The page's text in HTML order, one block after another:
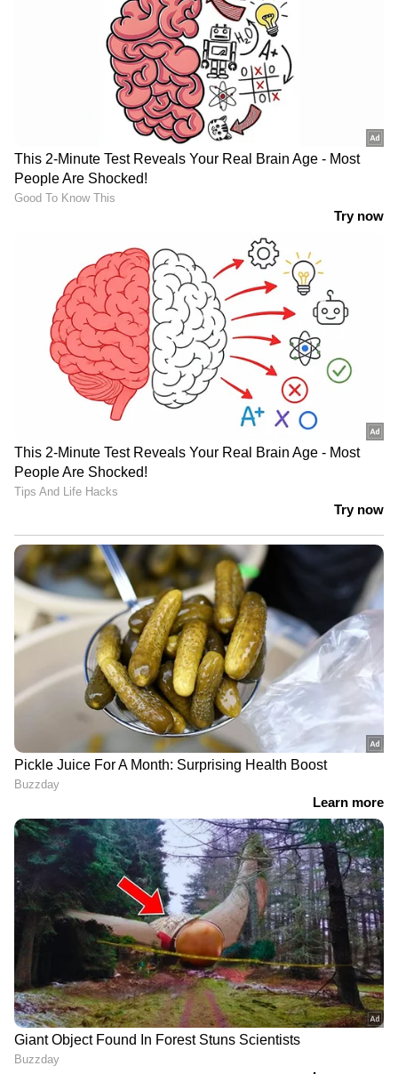
പിടിയിൽ, കുവൈത്തിൽ
കർശന പരിശോധന
LATEST VIDEOS
സമരത്തിൽ നിന്ന് പിന്നോട്ടില്ല;
തൃശൂരിൽ യുവമോർച്ച പ്രതിഷേധം
പ്രതിപക്ഷ വികാരം അമിത് ഷായെ
അറിയിക്കണം; നിർദേശം നൽകി
രാജ്യസഭ അധ്യക്ഷൻ | Amit shah |